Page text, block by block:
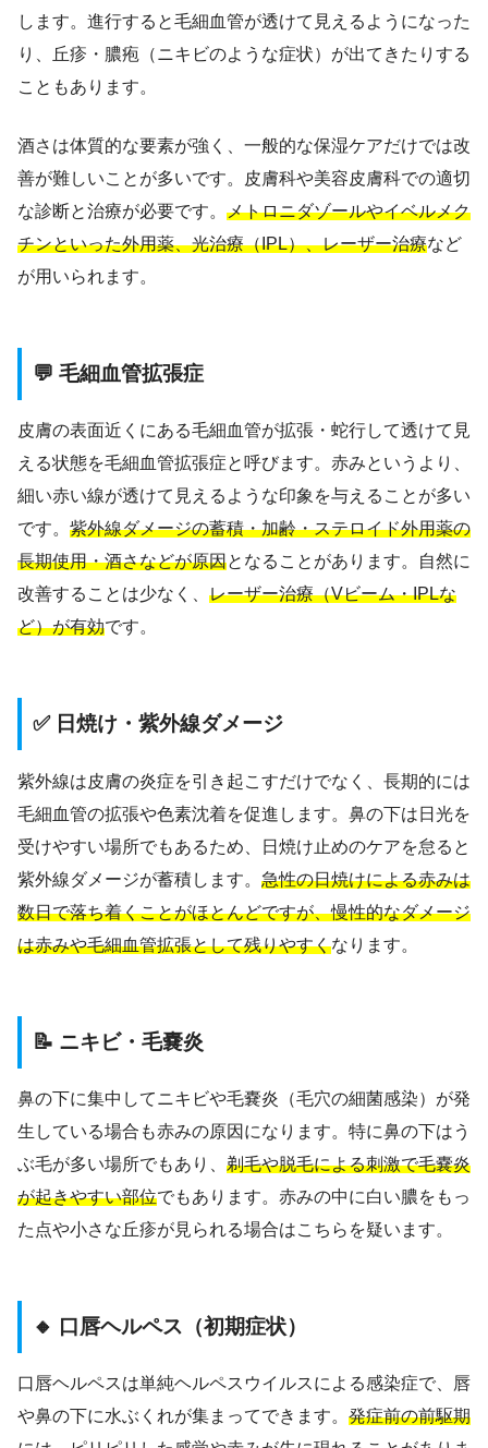
します。進行すると毛細血管が透けて見えるようになった
り、丘疹・膿疱（ニキビのような症状）が出てきたりする
こともあります。
酒さは体質的な要素が強く、一般的な保湿ケアだけでは改
善が難しいことが多いです。皮膚科や美容皮膚科での適切
な診断と治療が必要です。 メトロニダゾールやイベルメク
チンといった外用薬、光治療（IPL）、レーザー治療など
が用いられます。
💬 毛細血管拡張症
皮膚の表面近くにある毛細血管が拡張・蛇行して透けて見
える状態を毛細血管拡張症と呼びます。赤みというより、
細い赤い線が透けて見えるような印象を与えることが多い
です。 紫外線ダメージの蓄積・加齢・ステロイド外用薬の
長期使用・酒さなどが原因となることがあります。自然に
改善することは少なく、 レーザー治療（Vビーム・IPLな
ど）が有効です。
✅ 日焼け・紫外線ダメージ
紫外線は皮膚の炎症を引き起こすだけでなく、長期的には
毛細血管の拡張や色素沈着を促進します。鼻の下は日光を
受けやすい場所でもあるため、日焼け止めのケアを怠ると
紫外線ダメージが蓄積します。 急性の日焼けによる赤みは
数日で落ち着くことがほとんどですが、慢性的なダメージ
は赤みや毛細血管拡張として残りやすくなります。
📝 ニキビ・毛嚢炎
鼻の下に集中してニキビや毛嚢炎（毛穴の細菌感染）が発
生している場合も赤みの原因になります。特に鼻の下はう
ぶ毛が多い場所でもあり、 剃毛や脱毛による刺激で毛嚢炎
が起きやすい部位でもあります。赤みの中に白い膿をもっ
た点や小さな丘疹が見られる場合はこちらを疑います。
🔸 口唇ヘルペス（初期症状）
口唇ヘルペスは単純ヘルペスウイルスによる感染症で、唇
や鼻の下に水ぶくれが集まってできます。 発症前の前駆期